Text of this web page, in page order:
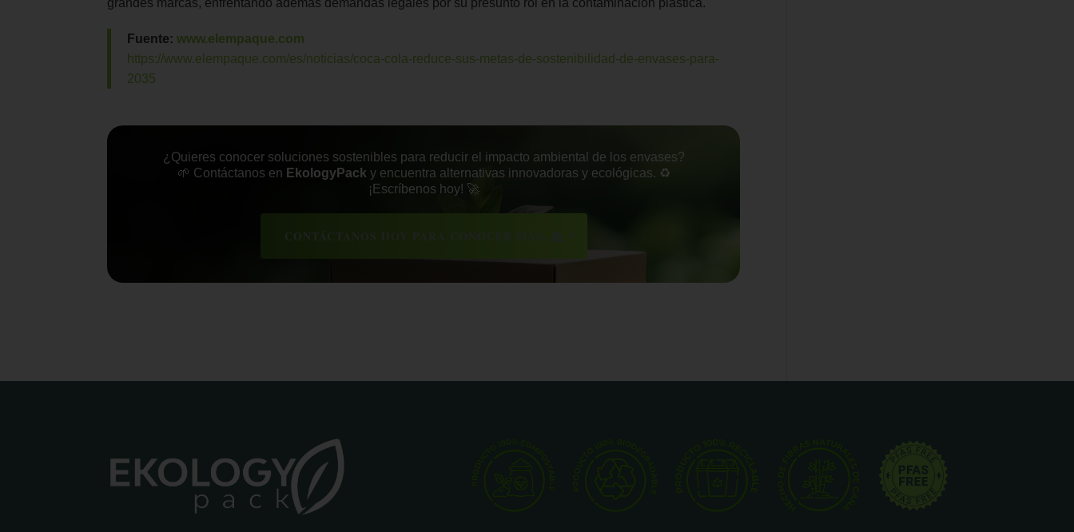
Fuente: www.elempaque.com
https://www.elempaque.com/es/noticias/coca-cola-reduce-sus-metas-de-sostenibilidad-de-envases-para-
2035
¿Quieres conocer soluciones sostenibles para reducir el impacto ambiental de los envases?
🌱 Contáctanos en EkologyPack y encuentra alternativas innovadoras y ecológicas. ♻️
¡Escríbenos hoy! 🚀
CONTÁCTANOS HOY PARA CONOCER MÁS. 📩